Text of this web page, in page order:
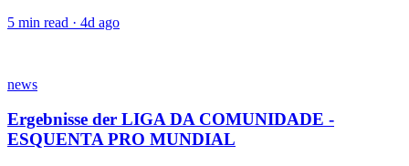
5 min read · 4d ago
news
Ergebnisse der LIGA DA COMUNIDADE -
ESQUENTA PRO MUNDIAL